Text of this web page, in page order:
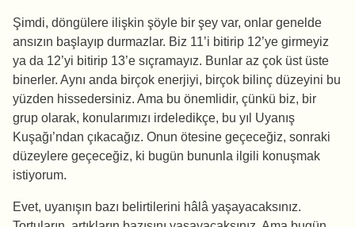
Şimdi, döngülere ilişkin şöyle bir şey var, onlar genelde
ansızın başlayıp durmazlar. Biz 11’i bitirip 12’ye girmeyiz
ya da 12’yi bitirip 13’e sıçramayız. Bunlar az çok üst üste
binerler. Aynı anda birçok enerjiyi, birçok bilinç düzeyini bu
yüzden hissedersiniz. Ama bu önemlidir, çünkü biz, bir
grup olarak, konularımızı irdeledikçe, bu yıl Uyanış
Kuşağı’ndan çıkacağız. Onun ötesine geçeceğiz, sonraki
düzeylere geçeceğiz, ki bugün bununla ilgili konuşmak
istiyorum.
Evet, uyanışın bazı belirtilerini hâlâ yaşayacaksınız.